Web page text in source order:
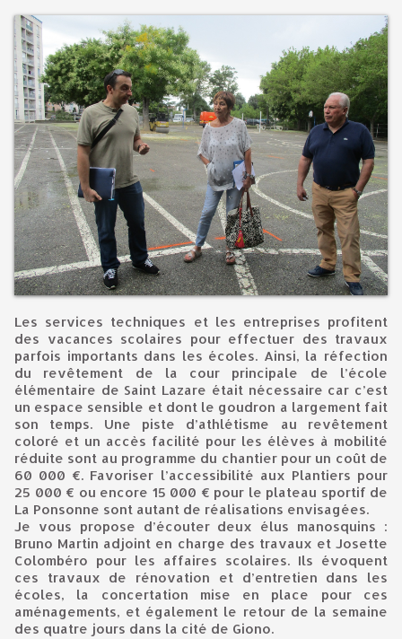
Les services techniques et les entreprises profitent
des vacances scolaires pour effectuer des travaux
parfois importants dans les écoles. Ainsi, la réfection
du revêtement de la cour principale de l’école
élémentaire de Saint Lazare était nécessaire car c’est
un espace sensible et dont le goudron a largement fait
son temps. Une piste d’athlétisme au revêtement
coloré et un accès facilité pour les élèves à mobilité
réduite sont au programme du chantier pour un coût de
60 000 €. Favoriser l’accessibilité aux Plantiers pour
25 000 € ou encore 15 000 € pour le plateau sportif de
La Ponsonne sont autant de réalisations envisagées.
Je vous propose d’écouter deux élus manosquins :
Bruno Martin adjoint en charge des travaux et Josette
Colombéro pour les affaires scolaires. Ils évoquent
ces travaux de rénovation et d’entretien dans les
écoles, la concertation mise en place pour ces
aménagements, et également le retour de la semaine
des quatre jours dans la cité de Giono.